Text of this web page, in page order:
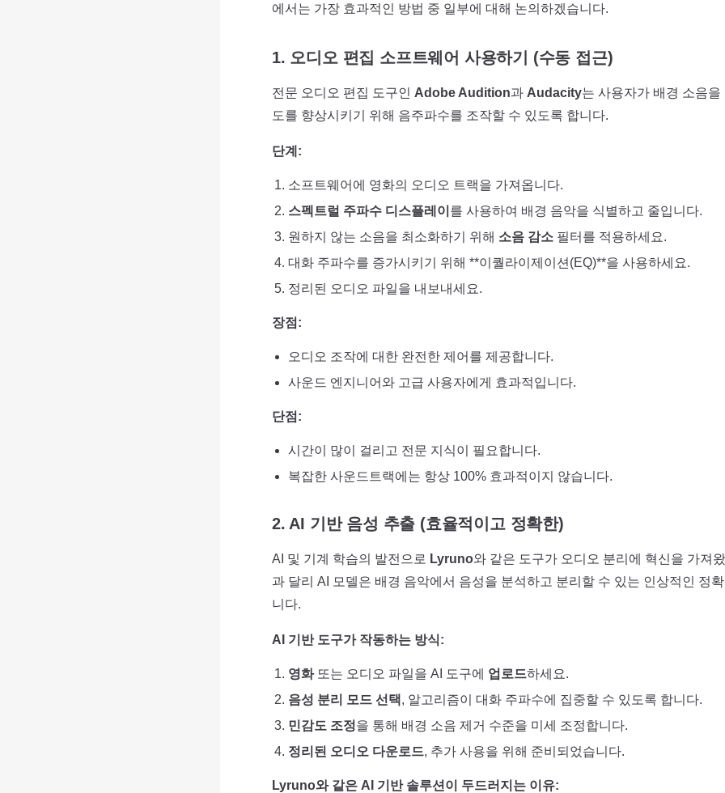
에서는 가장 효과적인 방법 중 일부에 대해 논의하겠습니다.
1. 오디오 편집 소프트웨어 사용하기 (수동 접근)
전문 오디오 편집 도구인 Adobe Audition과 Audacity는 사용자가 배경 소음을
도를 향상시키기 위해 음주파수를 조작할 수 있도록 합니다.
단계:
소프트웨어에 영화의 오디오 트랙을 가져옵니다.
스펙트럴 주파수 디스플레이 를 사용하여 배경 음악을 식별하고 줄입니다.
원하지 않는 소음을 최소화하기 위해 소음 감소 필터를 적용하세요.
대화 주파수를 증가시키기 위해 **이퀄라이제이션(EQ)**을 사용하세요.
정리된 오디오 파일을 내보내세요.
장점:
오디오 조작에 대한 완전한 제어를 제공합니다.
사운드 엔지니어와 고급 사용자에게 효과적입니다.
단점:
시간이 많이 걸리고 전문 지식이 필요합니다.
복잡한 사운드트랙에는 항상 100% 효과적이지 않습니다.
2. AI 기반 음성 추출 (효율적이고 정확한)
AI 및 기계 학습의 발전으로 Lyruno와 같은 도구가 오디오 분리에 혁신을 가져
과 달리 AI 모델은 배경 음악에서 음성을 분석하고 분리할 수 있는 인상적인 정
니다.
AI 기반 도구가 작동하는 방식:
영화또는 오디오 파일을 AI 도구에 업로드하세요.
음성 분리 모드 선택, 알고리즘이 대화 주파수에 집중할 수 있도록 합니다.
민감도 조정을 통해 배경 소음 제거 수준을 미세 조정합니다.
정리된 오디오 다운로드, 추가 사용을 위해 준비되었습니다.
Lyruno와 같은 AI 기반 솔루션이 두드러지는 이유: